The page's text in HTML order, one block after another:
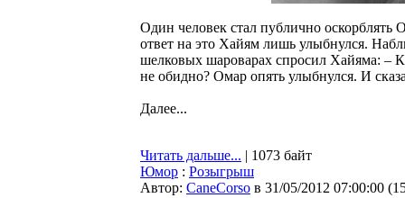
Один человек стал публично
ответ на это Хайям лишь улыбнулся.
шелковых шароварах спросил Хайяма: –
не обидно? Омар опять улыбнулся. И
Далее...
Читать дальше... | 1073 байт
Юмор : Розыгрыш
Автор: CaneCorso в 31/05/2012 07:00:00 (